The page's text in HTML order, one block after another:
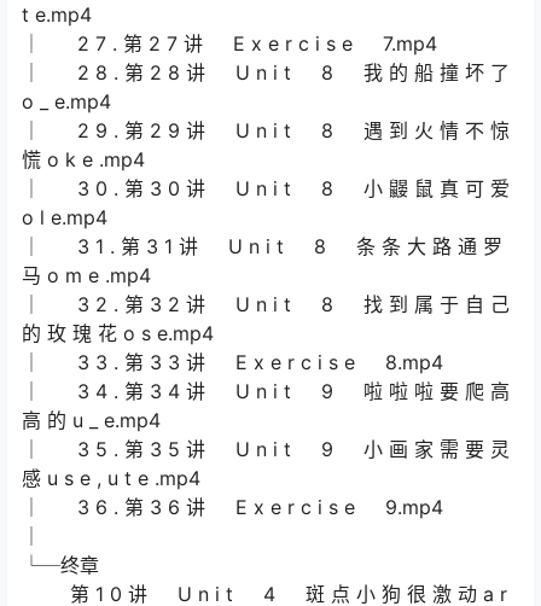
t e.mp4
│ 2 7 . 第 2 7 讲 E x e r c i s e 7.mp4
│ 2 8 . 第 2 8 讲 U n i t 8 我 的 船 撞 坏 了
o _ e.mp4
│ 2 9 . 第 2 9 讲 U n i t 8 遇 到 火 情 不 惊
慌 o k e .mp4
│ 3 0 . 第 3 0 讲 U n i t 8 小 鼹 鼠 真 可 爱
o l e.mp4
│ 3 1 . 第 3 1 讲 U n i t 8 条 条 大 路 通 罗
马 o m e .mp4
│ 3 2 . 第 3 2 讲 U n i t 8 找 到 属 于 自 己
的 玫 瑰 花 o s e.mp4
│ 3 3 . 第 3 3 讲 E x e r c i s e 8.mp4
│ 3 4 . 第 3 4 讲 U n i t 9 啦 啦 啦 要 爬 高
高 的 u _ e.mp4
│ 3 5 . 第 3 5 讲 U n i t 9 小 画 家 需 要 灵
感 u s e , u t e .mp4
│ 3 6 . 第 3 6 讲 E x e r c i s e 9.mp4
└─终章
第 1 0 讲 U n i t 4 斑 点 小 狗 很 激 动 a r